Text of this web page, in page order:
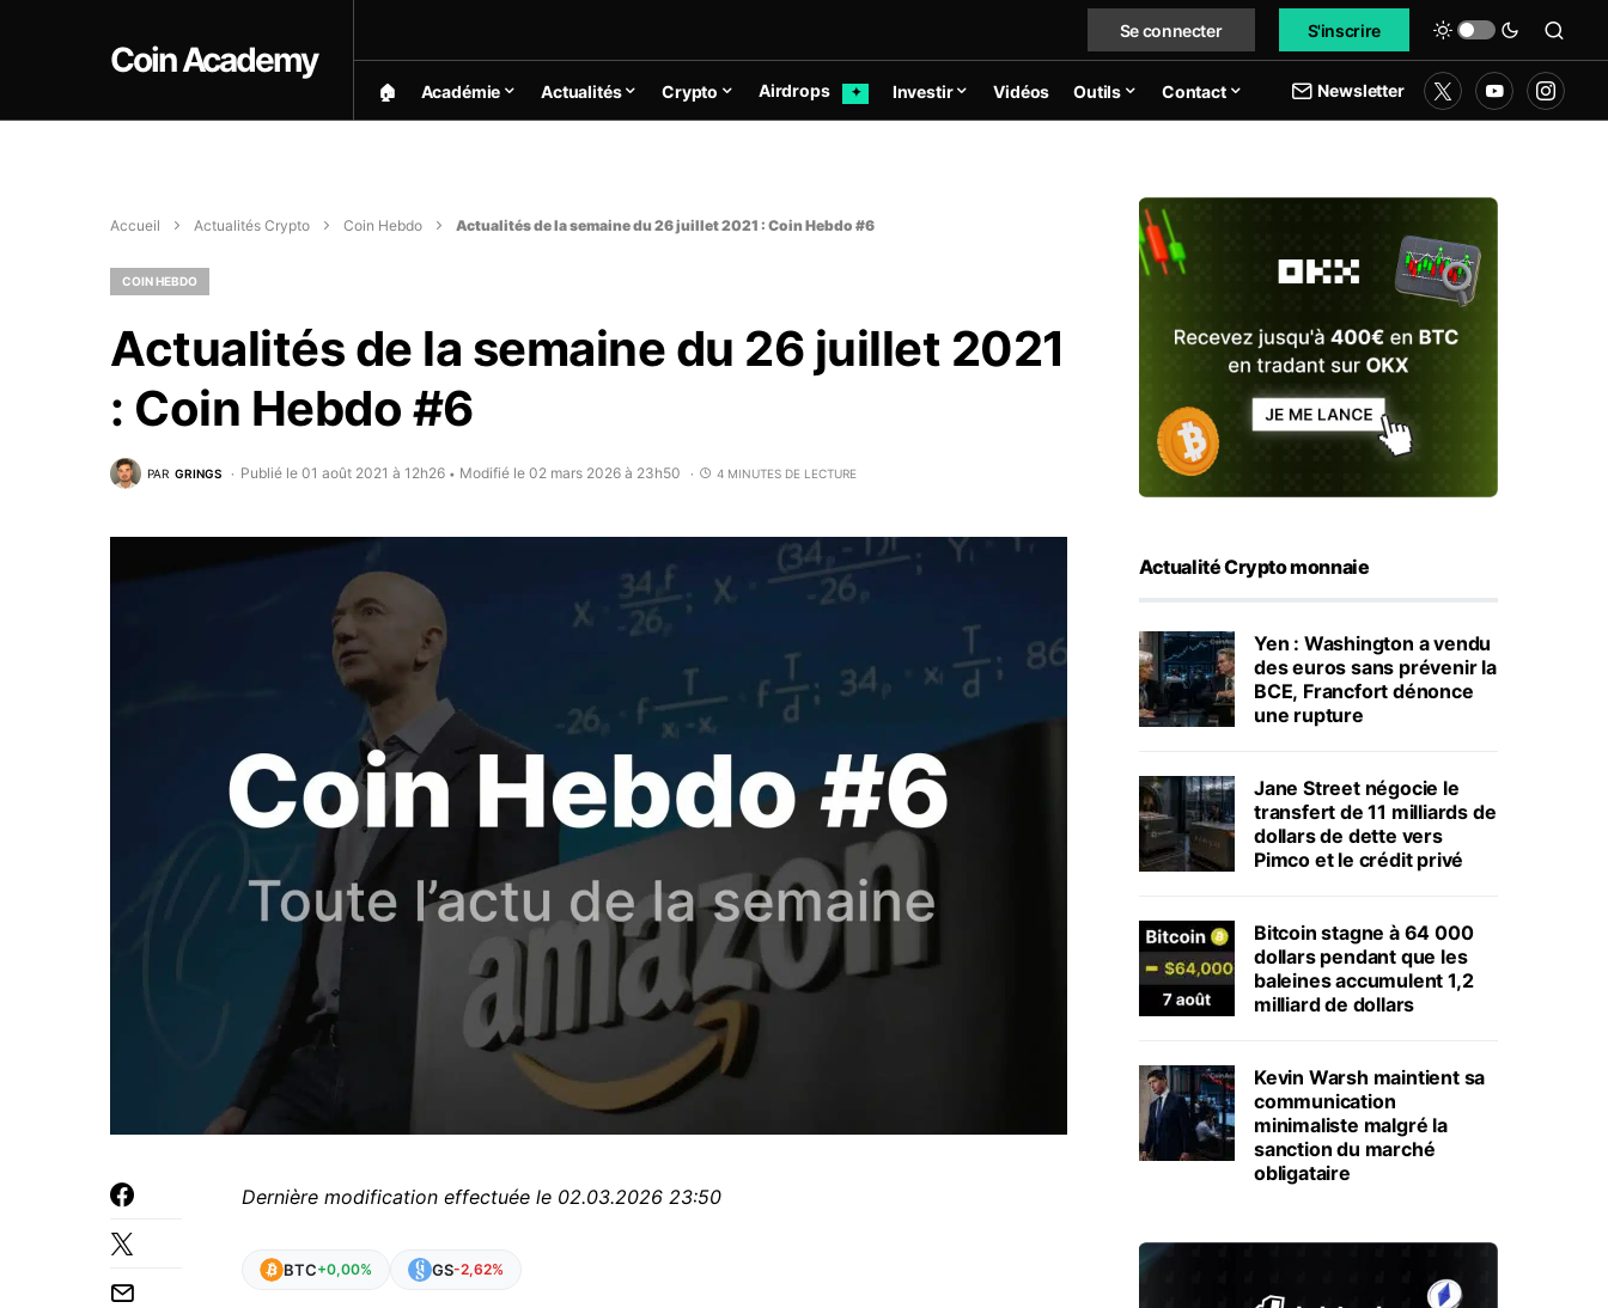
Coin Academy
Se connecter S'inscrire
🏠︎ Académie Actualités Crypto Airdrops ✦ Investir Vidéos Outils Contact Newsletter
Accueil Actualités Crypto Coin Hebdo Actualités de la semaine du 26 juillet 2021 : Coin Hebdo #6
COIN HEBDO
Actualités de la semaine du 26 juillet 2021
: Coin Hebdo #6
PAR GRINGS Publié le 01 août 2021 à 12h26 • Modifié le 02 mars 2026 à 23h50 4 MINUTES DE LECTURE
Dernière modification effectuée le 02.03.2026 23:50
BTC+0,00% GS-2,62%
Actualité Crypto monnaie
Yen : Washington a vendu
des euros sans prévenir la
BCE, Francfort dénonce
une rupture
Jane Street négocie le
transfert de 11 milliards de
dollars de dette vers
Pimco et le crédit privé
Bitcoin stagne à 64 000
dollars pendant que les
baleines accumulent 1,2
milliard de dollars
Kevin Warsh maintient sa
communication
minimaliste malgré la
sanction du marché
obligataire